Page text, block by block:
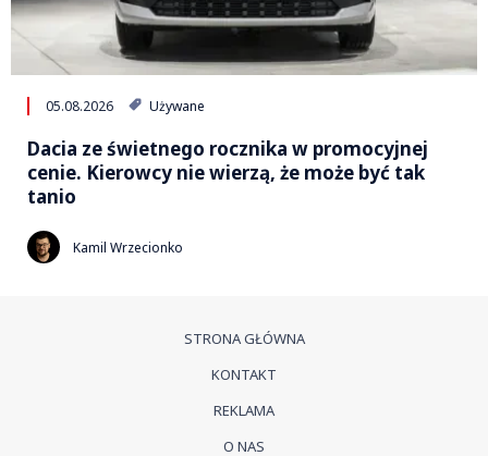
05.08.2026 Używane
Dacia ze świetnego rocznika w promocyjnej
cenie. Kierowcy nie wierzą, że może być tak
tanio
Kamil Wrzecionko
STRONA GŁÓWNA
KONTAKT
REKLAMA
O NAS